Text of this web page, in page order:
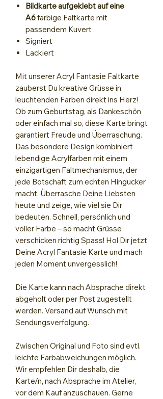
Bildkarte aufgeklebt auf eine
A6farbige Faltkarte mit
passendem Kuvert
Signiert
Lackiert
Mit unserer Acryl Fantasie Faltkarte
zauberst Du kreative Grüsse in
leuchtenden Farben direkt ins Herz!
Ob zum Geburtstag, als Dankeschön
oder einfach mal so, diese Karte bringt
garantiert Freude und Überraschung.
Das besondere Design kombiniert
lebendige Acrylfarben mit einem
einzigartigen Faltmechanismus, der
jede Botschaft zum echten Hingucker
macht. Überrasche Deine Liebsten
heute und zeige, wie viel sie Dir
bedeuten. Schnell, persönlich und
voller Farbe – so macht Grüsse
verschicken richtig Spass! Hol Dir jetzt
Deine Acryl Fantasie Karte und mach
jeden Moment unvergesslich!
Die Karte kann nach Absprache direkt
abgeholt oder per Post zugestellt
werden. Versand auf Wunsch mit
Sendungsverfolgung.
Zwischen Original und Foto sind evtl.
leichte Farbabweichungen möglich.
Wir empfehlen Dir deshalb, die
Karte/n, nach Absprache im Atelier,
vor dem Kauf anzuschauen. Gerne